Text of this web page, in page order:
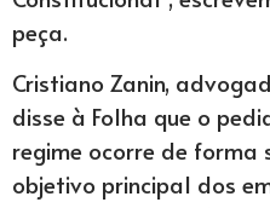
peça.
Cristiano Zanin,
disse à Folha que o
regime ocorre de forma
objetivo principal dos